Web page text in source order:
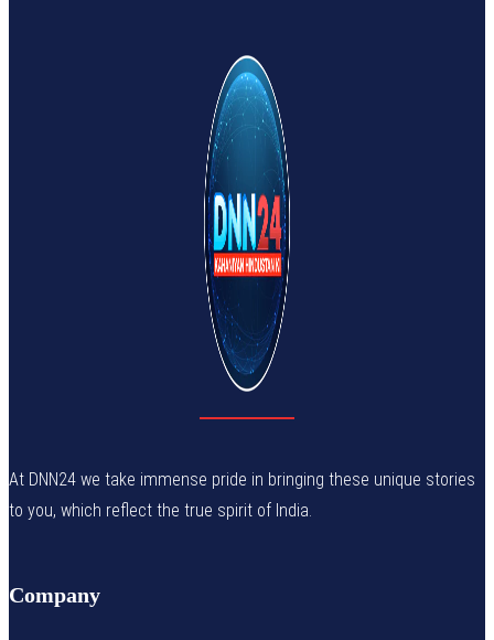
At DNN24 we take immense pride in bringing these unique stories
to you, which reflect the true spirit of India.
Company